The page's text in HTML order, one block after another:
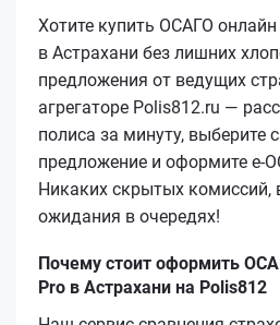
Хотите купить ОСАГО
в Астрахани без лишних
предложения от ведущих
агрегаторе Polis812.ru —
полиса за минуту, выберите
предложение и оформите
Никаких скрытых комиссий,
ожидания в очередях!
Почему стоит оформить
Pro в Астрахани на Polis812